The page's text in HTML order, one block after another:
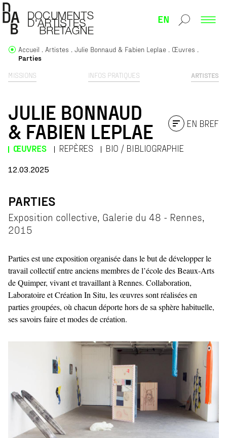
EN
MISSIONS INFOS PRATIQUES ARTISTES
Accueil Artistes Julie Bonnaud & Fabien Leplae
Œuvres
Parties
JULIE BONNAUD
& FABIEN LEPLAE
ŒUVRES REPÈRES BIO / BIBLIOGRAPHIE
EN BREF
12.03.2025
PARTIES
Exposition collective, Galerie du 48 - Rennes,
2015
Parties est une exposition organisée dans le but de développer le
travail collectif entre anciens membres de l’école des Beaux-Arts
de Quimper, vivant et travaillant à Rennes. Collaboration,
Laboratoire et Création In Situ, les œuvres sont réalisées en
parties groupées, où chacun déporte hors de sa sphère habituelle,
ses savoirs faire et modes de création.